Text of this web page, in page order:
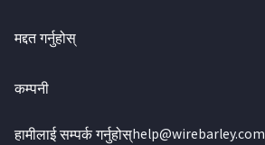
मद्दत गर्नुहोस्
कम्पनी
हामीलाई सम्पर्क गर्नुहोस्help@wirebarley.com